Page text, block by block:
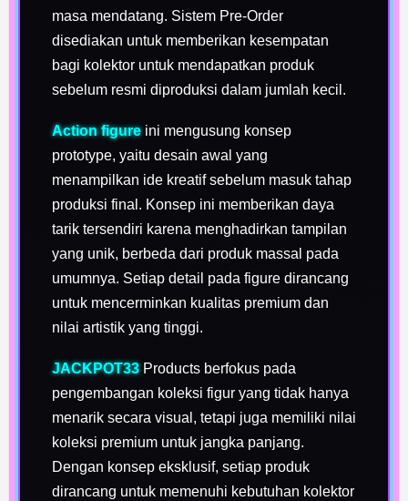
masa mendatang. Sistem Pre-Order
disediakan untuk memberikan kesempatan
bagi kolektor untuk mendapatkan produk
sebelum resmi diproduksi dalam jumlah kecil.
Action figureini mengusung konsep
prototype, yaitu desain awal yang
menampilkan ide kreatif sebelum masuk tahap
produksi final. Konsep ini memberikan daya
tarik tersendiri karena menghadirkan tampilan
yang unik, berbeda dari produk massal pada
umumnya. Setiap detail pada figure dirancang
untuk mencerminkan kualitas premium dan
nilai artistik yang tinggi.
JACKPOT33 Products berfokus pada
pengembangan koleksi figur yang tidak hanya
menarik secara visual, tetapi juga memiliki nilai
koleksi premium untuk jangka panjang.
Dengan konsep eksklusif, setiap produk
dirancang untuk memenuhi kebutuhan kolektor